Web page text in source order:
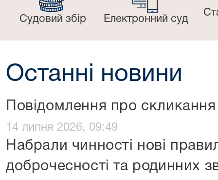
Судовий збір Електронний суд
Останні новини
Повідомлення про скликання
14 липня 2026, 09:49
Набрали чинності нові
доброчесності та родинних